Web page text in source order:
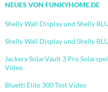
NEUES VON FUNKYHOME.DE
Shelly Wall Display und Shelly
Shelly Wall Display und Shelly
Jackery SolarVault 3 Pro
Video
Bluetti Elite 300 Test Video